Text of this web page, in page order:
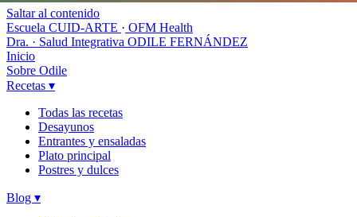
Saltar al contenido
Escuela CUID-ARTE · OFM Health
Dra. · Salud Integrativa ODILE FERNÁNDEZ
Inicio
Sobre Odile
Recetas ▾
Todas las recetas
Desayunos
Entrantes y ensaladas
Plato principal
Postres y dulces
Blog ▾